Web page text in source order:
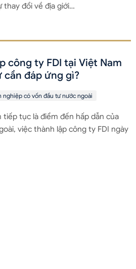
thay đổi về địa giới…
công ty FDI tại Việt Nam
cần đáp ứng gì?
nghiệp có vốn đầu tư nước ngoài
tiếp tục là điểm đến hấp dẫn của
việc thành lập công ty FDI ngày